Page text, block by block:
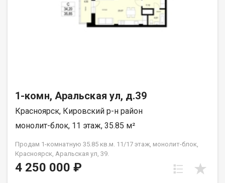
1-комн, Аральская ул, д.39
Красноярск, Кировский р-н район
монолит-блок, 11 этаж, 35.85 м²
Продам 1-комнатную 35.85 кв.м. 11/17 этаж, монолит-блок,
Красноярск, Аральская ул, 39.
4 250 000 ₽